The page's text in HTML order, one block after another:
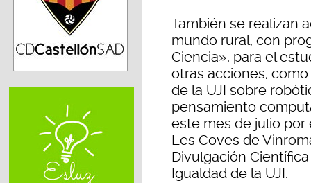
También se realizan
mundo rural, con
Ciencia», para el
otras acciones,
de la UJI sobre
pensamiento
este mes de julio por
Les Coves de
Divulgación
Igualdad de la UJI.